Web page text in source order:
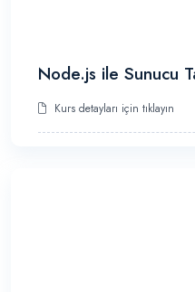
Node.js ile Sunucu
Kurs detayları için tıklayın